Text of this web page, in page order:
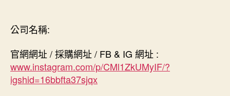
公司名稱:
官網網址 / 採購網址 / FB & IG 網址 :
www.instagram.com/p/CMl1ZkUMyIF/?
igshid=16bbfta37sjqx